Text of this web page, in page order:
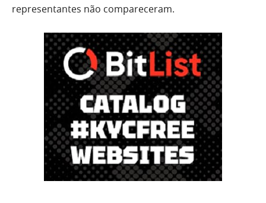
representantes não compareceram.